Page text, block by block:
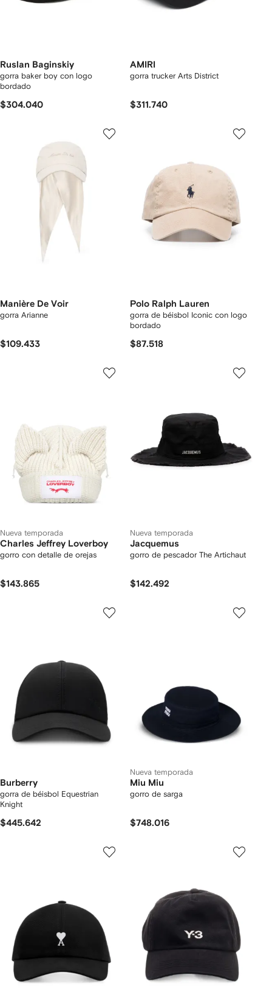
Ruslan Baginskiy
gorra baker boy con logo
bordado
$304.040
AMIRI
gorra trucker Arts District
$311.740
Manière De Voir
gorra Arianne
$109.433
Polo Ralph Lauren
gorra de béisbol Iconic con logo
bordado
$87.518
Nueva temporada
Charles Jeffrey Loverboy
gorro con detalle de orejas
$143.865
Nueva temporada
Jacquemus
gorro de pescador The Artichaut
$142.492
Burberry
gorra de béisbol Equestrian
Knight
$445.642
Nueva temporada
Miu Miu
gorro de sarga
$748.016